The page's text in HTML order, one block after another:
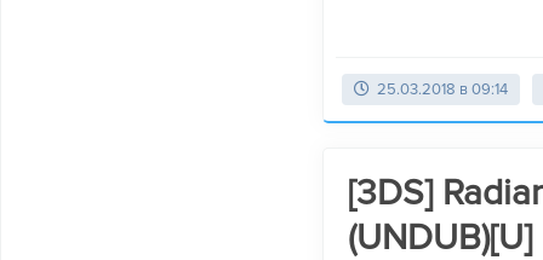
25.03.2018 в 09:14
[3DS]
(UNDUB)[U]